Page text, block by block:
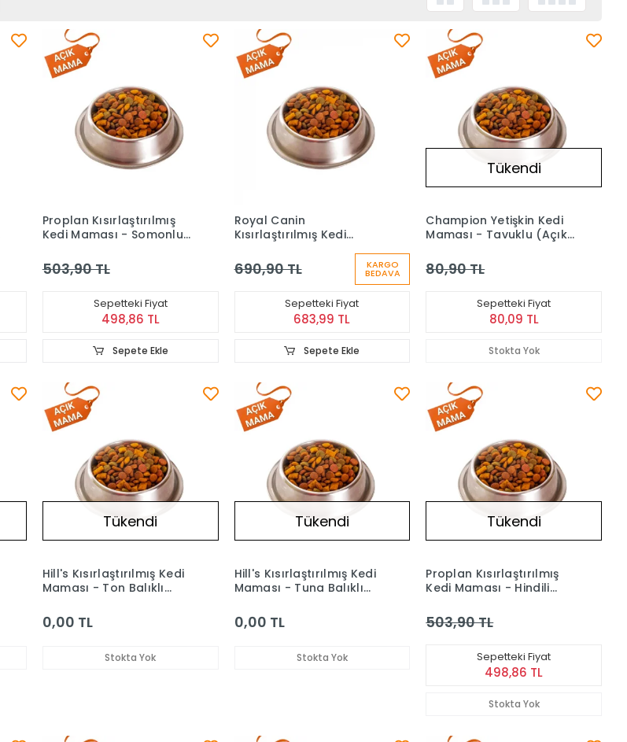
Proplan Kısırlaştırılmış
Kedi Maması - Somonlu
503,90 TL
Sepetteki Fiyat
498,86 TL
Sepete Ekle
Royal Canin
Kısırlaştırılmış Kedi
(Açık) 1 kg
690,90 TL KARGO
BEDAVA
Sepetteki Fiyat
683,99 TL
Sepete Ekle
Tükendi
Champion Yetişkin Kedi
Maması - Tavuklu (Açık)
80,90 TL
Sepetteki Fiyat
80,09 TL
Stokta Yok
Tükendi
Hill's Kısırlaştırılmış Kedi
Maması - Ton Balıklı
0,00 TL
Stokta Yok
Tükendi
Hill's Kısırlaştırılmış Kedi
Maması - Tuna Balıklı
0,00 TL
Stokta Yok
Tükendi
Proplan Kısırlaştırılmış
Kedi Maması - Hindili
503,90 TL
Sepetteki Fiyat
498,86 TL
Stokta Yok